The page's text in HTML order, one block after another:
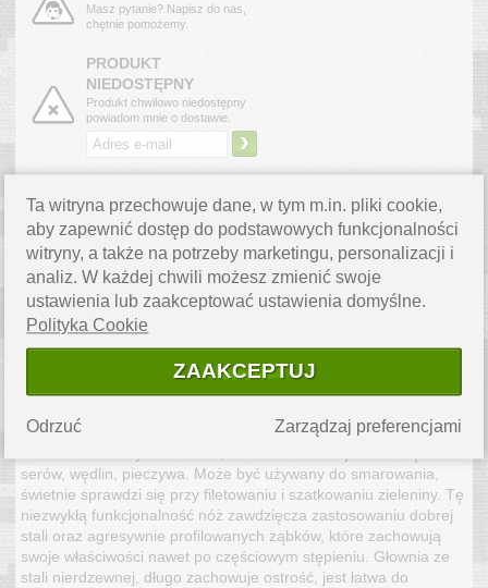
Masz pytanie? Napisz do nas,
chętnie pomożemy.
PRODUKT
NIEDOSTĘPNY
Produkt chwilowo niedostępny
powiadom mnie o dostawie.
›
OPIS PRODUKTU
Zestaw noży do warzyw i owoców jasnoczerwony 6.7116.21L22
2 szt. to doskonały duet kuchenny składający się z noża do
pomidorów i obieraczki uniwersalnej, narzędzi niezastąpionych w
każdej domowej kuchni. Wersja w kolorystyce niebieskiej.
Nóż do pomidorów
to niepozorny nożyk, który w kuchni jest w stanie zastąpić
większość klasycznych kuchenniaków.
Nóż doskonale radzi sobie nie tylko z krojeniem pomidorów,
serów, wędlin, pieczywa. Może być używany do smarowania,
świetnie sprawdzi się przy filetowaniu i szatkowaniu zieleniny. Tę
niezwykłą funkcjonalność nóż zawdzięcza zastosowaniu dobrej
stali oraz agresywnie profilowanych ząbków, które zachowują
swoje właściwości nawet po częściowym stępieniu. Głownia ze
stali nierdzewnej, długo zachowuje ostrość, jest łatwa do
Ta witryna przechowuje dane, w tym m.in. pliki cookie,
aby zapewnić dostęp do podstawowych funkcjonalności
witryny, a także na potrzeby marketingu, personalizacji i
analiz. W każdej chwili możesz zmienić swoje
ustawienia lub zaakceptować ustawienia domyślne.
Polityka Cookie
ZAAKCEPTUJ
Zarządzaj preferencjami
Odrzuć